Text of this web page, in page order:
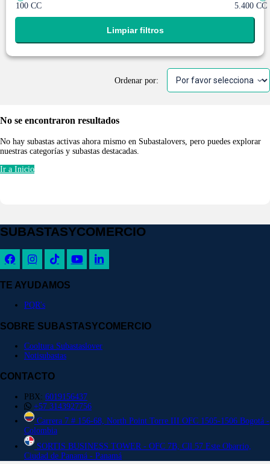
100 CC 5.400 CC
Limpiar filtros
Ordenar por:
No se encontraron resultados
No hay subastas activas ahora mismo en Subastalovers, pero puedes explorar
nuestras categorías y subastas destacadas.
Ir a Inicio
SUBASTASYCOMERCIO
TE AYUDAMOS
PQR's
SOBRE SUBASTASYCOMERCIO
Cooltura Subastaslover
Notisubastas
CONTACTO
PBX: 6019156437
+57 3143927756
Carrera 7 # 156-68, North Point Torre III OFC 1505-1506 Bogotá -
Colombia
SORTIS BUSINESS TOWER - OFC 7B, Cll 57 Este Obarrio,
Ciudad de Panamá - Panamá